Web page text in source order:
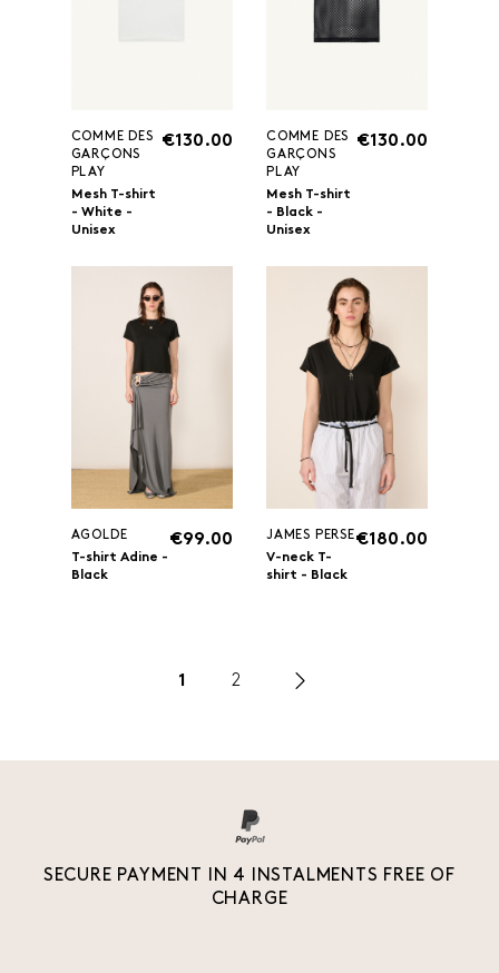
COMME DES
GARÇONS
PLAY
Mesh T-shirt
- White -
Unisex
€130.00
COMME DES
GARÇONS
PLAY
Mesh T-shirt
- Black -
Unisex
€130.00
AGOLDE
T-shirt Adine -
Black
€99.00
JAMES PERSE
V-neck T-
shirt - Black
€180.00
1 2
SECURE PAYMENT IN 4 INSTALMENTS FREE OF
CHARGE